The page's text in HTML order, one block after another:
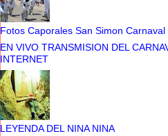
Fotos Caporales San Simon
EN VIVO TRANSMISION DEL
INTERNET
LEYENDA DEL NINA NINA